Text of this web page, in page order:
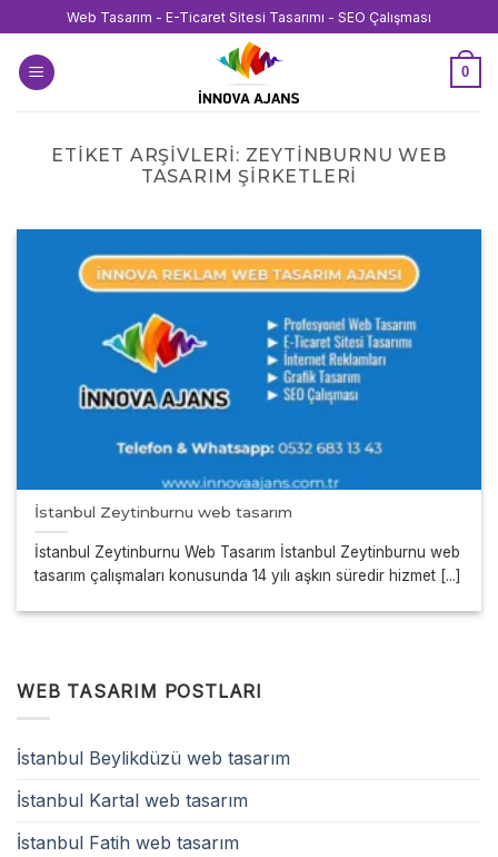
atla
Web Tasarım - E-Ticaret Sitesi Tasarımı - SEO Çalışması
0
ETIKET ARŞIVLERI: ZEYTINBURNU WEB
TASARIM ŞIRKETLERI
İstanbul Zeytinburnu web tasarım
İstanbul Zeytinburnu Web Tasarım İstanbul Zeytinburnu web
tasarım çalışmaları konusunda 14 yılı aşkın süredir hizmet [...]
WEB TASARIM POSTLARI
İstanbul Beylikdüzü web tasarım
İstanbul Kartal web tasarım
İstanbul Fatih web tasarım